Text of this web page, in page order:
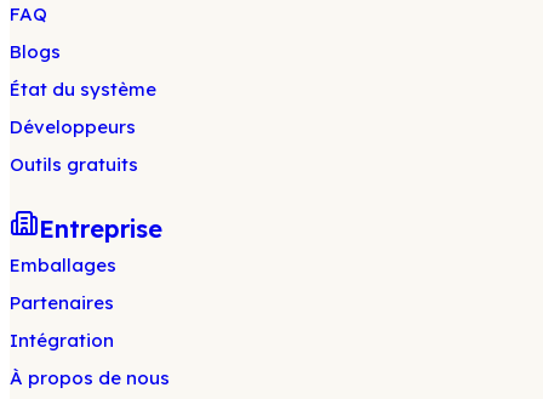
FAQ
Blogs
État du système
Développeurs
Outils gratuits
Entreprise
Emballages
Partenaires
Intégration
À propos de nous